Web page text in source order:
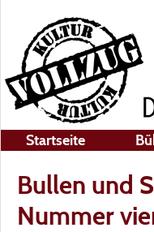
Startseite
Bullen und
Nummer